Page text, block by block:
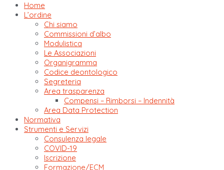
Home
L’ordine
Chi siamo
Commissioni d’albo
Modulistica
Le Associazioni
Organigramma
Codice deontologico
Segreteria
Area trasparenza
Compensi – Rimborsi – Indennità
Area Data Protection
Normativa
Strumenti e Servizi
Consulenza legale
COVID-19
Iscrizione
Formazione/ECM